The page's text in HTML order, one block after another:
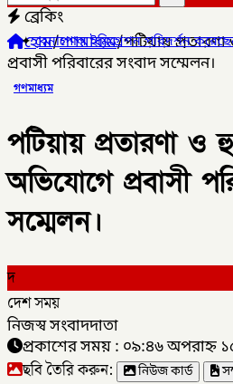
ব্রেকিং
পরিদর্শন করেছেন এসবি প্রধান নুরুল আমিন
হোম/গণমাধ্যম/পটিয়ায়
প্রবাসী পরিবারের সংবাদ সম্মেলন।
গণমাধ্যম
পটিয়ায় প্রতারণা ও
অভিযোগে প্রবাসী
সম্মেলন।
দ
দেশ সময়
নিজস্ব সংবাদদাতা
প্রকাশের সময় : ০৯:৪৬ অপরাহ্ন
ছবি তৈরি করুন: নিউজ কার্ড